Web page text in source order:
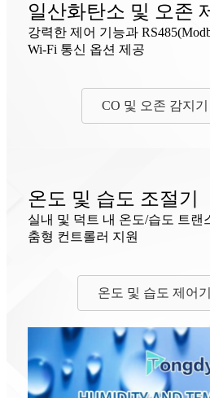
일산화탄소 및 오존
강력한 제어 기능과
Wi-Fi 통신 옵션 제공
CO 및 오존 감지기
온도 및 습도 조절기
실내 및 덕트 내 온도/습도 트랜
춤형 컨트롤러 지원
온도 및 습도 제어